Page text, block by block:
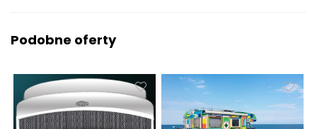
Podobne oferty